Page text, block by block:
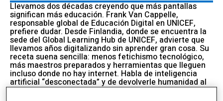
Llevamos dos décadas creyendo que más pantallas
significan más educación. Frank Van Cappelle,
responsable global de Educación Digital en UNICEF,
prefiere dudar. Desde Finlandia, donde se encuentra la
sede del Global Learning Hub de UNICEF, advierte que
llevamos años digitalizando sin aprender gran cosa. Su
receta suena sencilla: menos fetichismo tecnológico,
más maestros preparados y herramientas que lleguen
incluso donde no hay internet. Habla de inteligencia
artificial “desconectada” y de devolverle humanidad al
aprendizaje. Su organización no pretende revolucionar